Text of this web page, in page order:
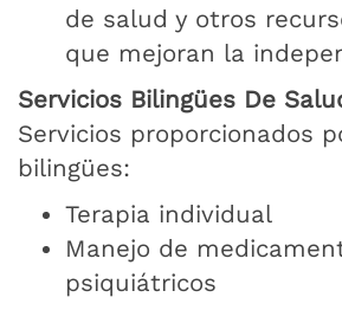
de salud y otros
que mejoran la
Servicios Bilingües De
Servicios proporcionados
bilingües:
Terapia individual
Manejo de
psiquiátricos